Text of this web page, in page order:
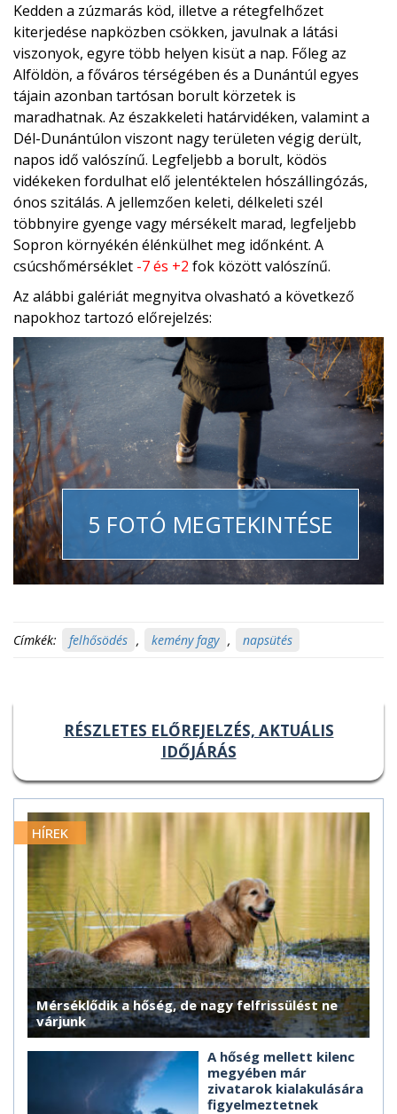
Kedden a zúzmarás köd, illetve a rétegfelhőzet
kiterjedése napközben csökken, javulnak a látási
viszonyok, egyre több helyen kisüt a nap. Főleg az
Alföldön, a főváros térségében és a Dunántúl egyes
tájain azonban tartósan borult körzetek is
maradhatnak. Az északkeleti határvidéken, valamint a
Dél-Dunántúlon viszont nagy területen végig derült,
napos idő valószínű. Legfeljebb a borult, ködös
vidékeken fordulhat elő jelentéktelen hószállingózás,
ónos szitálás. A jellemzően keleti, délkeleti szél
többnyire gyenge vagy mérsékelt marad, legfeljebb
Sopron környékén élénkülhet meg időnként. A
csúcshőmérséklet -7 és +2 fok között valószínű.
Az alábbi galériát megnyitva olvasható a következő
napokhoz tartozó előrejelzés:
5 FOTÓ MEGTEKINTÉSE
Címkék: felhősödés , kemény fagy , napsütés
RÉSZLETES ELŐREJELZÉS, AKTUÁLIS
IDŐJÁRÁS
HÍREK
Mérséklődik a hőség, de nagy felfrissülést ne
várjunk
A hőség mellett kilenc
megyében már
zivatarok kialakulására
figyelmeztetnek